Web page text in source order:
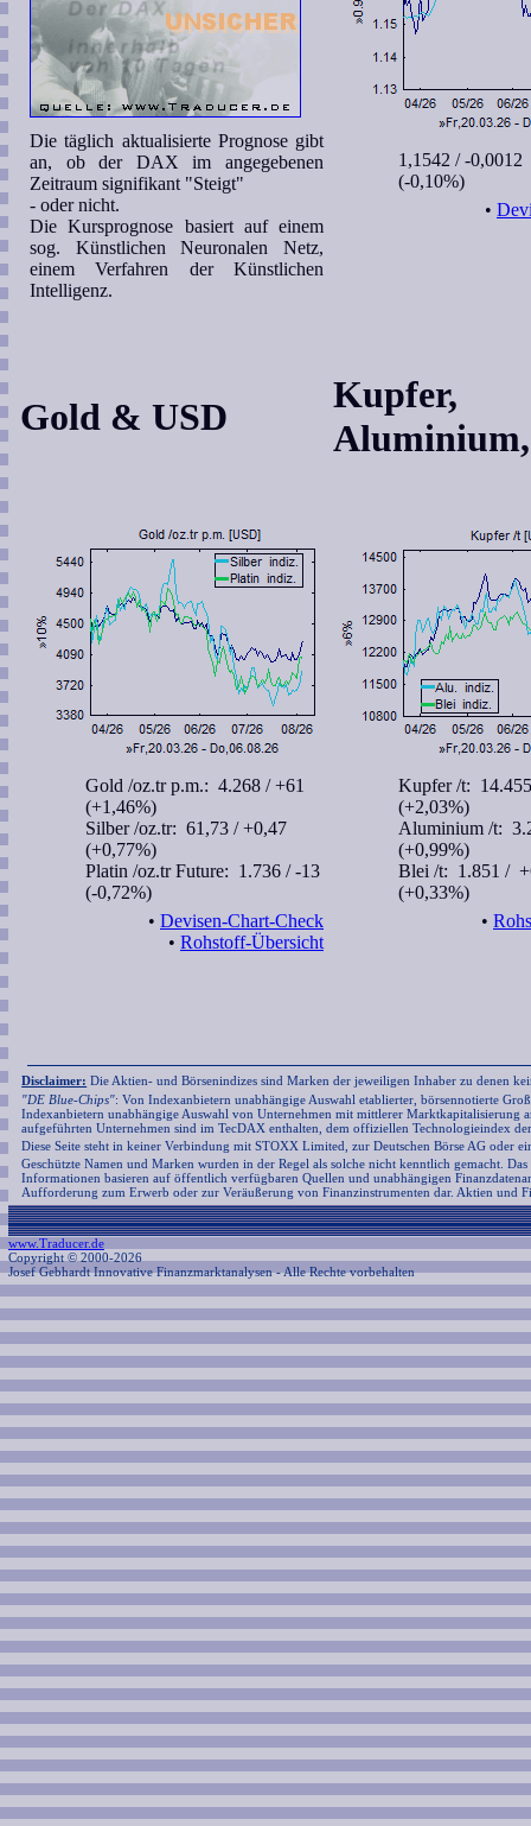
Die täglich aktualisierte Prognose gibt
an, ob der DAX im angegebenen
Zeitraum signifikant "Steigt"
- oder nicht.
Die Kursprognose basiert auf einem
sog. Künstlichen Neuronalen Netz,
einem Verfahren der Künstlichen
Intelligenz.
1,1542 / -0,0012
(-0,10%)
•
Gold & USD
Kupfer,
Gold /oz.tr p.m.: 4.268 / +61
(+1,46%)
Silber /oz.tr: 61,73 / +0,47
(+0,77%)
Platin /oz.tr Future: 1.736 / -13
(-0,72%)
• Devisen-Chart-Check
• Rohstoff-Übersicht
Kupfer /t: 14.455
(+2,03%)
Aluminium /t:
(+0,99%)
Blei /t: 1.851 /
(+0,33%)
•
Disclaimer: Die Aktien- und Börsenindizes sind Marken der jeweiligen Inhaber zu denen
"DE Blue-Chips": Von Indexanbietern unabhängige Auswahl etablierter, börsennotierte
Indexanbietern unabhängige Auswahl von Unternehmen mit mittlerer
aufgeführten Unternehmen sind im TecDAX enthalten, dem offiziellen Technologieindex
Diese Seite steht in keiner Verbindung mit STOXX Limited, zur Deutschen Börse AG oder
Geschützte Namen und Marken wurden in der Regel als solche nicht kenntlich gemacht.
Informationen basieren auf öffentlich verfügbaren Quellen und unabhängigen
Aufforderung zum Erwerb oder zur Veräußerung von Finanzinstrumenten dar. Aktien und
www.Traducer.de
Copyright © 2000-2026
Josef Gebhardt Innovative Finanzmarktanalysen - Alle Rechte vorbehalten